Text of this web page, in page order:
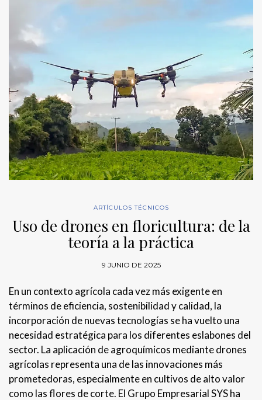
ARTÍCULOS TÉCNICOS
Uso de drones en floricultura: de la
teoría a la práctica
9 JUNIO DE 2025
En un contexto agrícola cada vez más exigente en
términos de eficiencia, sostenibilidad y calidad, la
incorporación de nuevas tecnologías se ha vuelto una
necesidad estratégica para los diferentes eslabones del
sector. La aplicación de agroquímicos mediante drones
agrícolas representa una de las innovaciones más
prometedoras, especialmente en cultivos de alto valor
como las flores de corte. El Grupo Empresarial SYS ha